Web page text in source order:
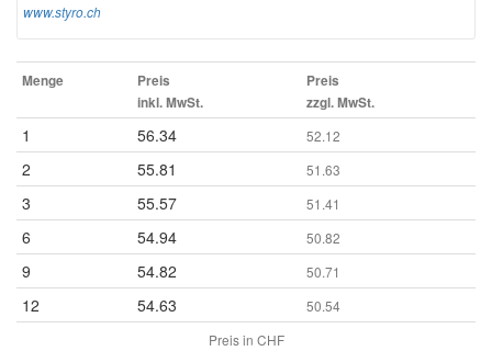
www.styro.ch
Menge
Preis
inkl. MwSt.
Preis
zzgl. MwSt.
1 56.34 52.12
2 55.81 51.63
3 55.57 51.41
6 54.94 50.82
9 54.82 50.71
12 54.63
50.54
Preis in CHF